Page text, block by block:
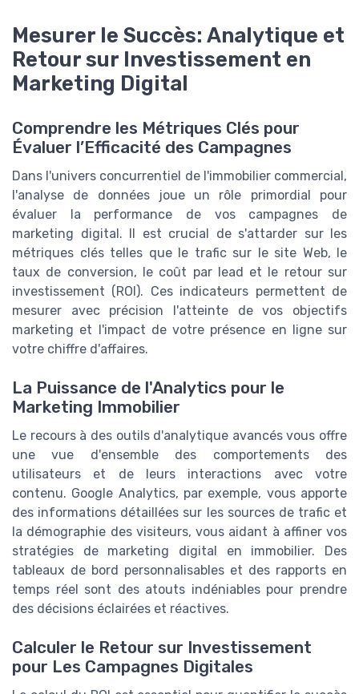
Mesurer le Succès: Analytique et
Retour sur Investissement en
Marketing Digital
Comprendre les Métriques Clés pour
Évaluer l’Efficacité des Campagnes
Dans l'univers concurrentiel de l'immobilier commercial,
l'analyse de données joue un rôle primordial pour
évaluer la performance de vos campagnes de
marketing digital. Il est crucial de s'attarder sur les
métriques clés telles que le trafic sur le site Web, le
taux de conversion, le coût par lead et le retour sur
investissement (ROI). Ces indicateurs permettent de
mesurer avec précision l'atteinte de vos objectifs
marketing et l'impact de votre présence en ligne sur
votre chiffre d'affaires.
La Puissance de l'Analytics pour le
Marketing Immobilier
Le recours à des outils d'analytique avancés vous offre
une vue d'ensemble des comportements des
utilisateurs et de leurs interactions avec votre
contenu. Google Analytics, par exemple, vous apporte
des informations détaillées sur les sources de trafic et
la démographie des visiteurs, vous aidant à affiner vos
stratégies de marketing digital en immobilier. Des
tableaux de bord personnalisables et des rapports en
temps réel sont des atouts indéniables pour prendre
des décisions éclairées et réactives.
Calculer le Retour sur Investissement
pour Les Campagnes Digitales